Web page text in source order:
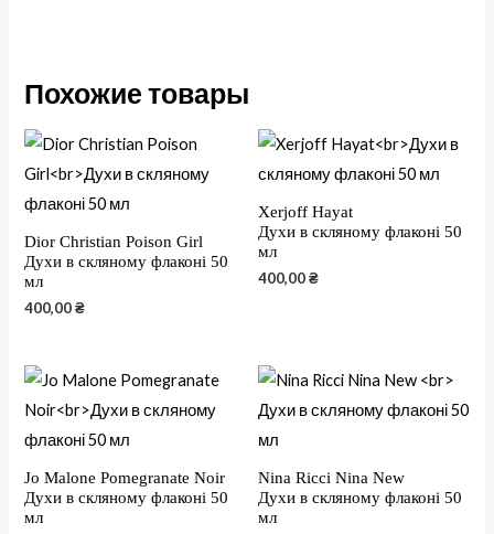
Похожие товары
Dior Christian Poison Girl
Духи в скляному флаконі 50
мл
400,00₴
Xerjoff Hayat
Духи в скляному флаконі 50
мл
400,00₴
Jo Malone Pomegranate Noir
Духи в скляному флаконі 50
мл
Nina Ricci Nina New
Духи в скляному флаконі 50
мл